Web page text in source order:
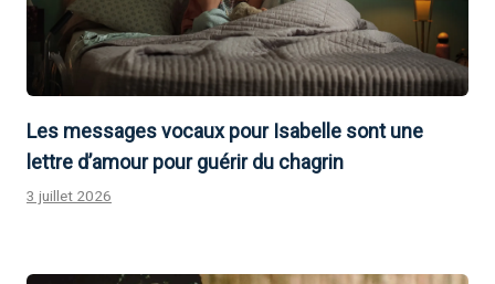
Les messages vocaux pour Isabelle sont une
lettre d’amour pour guérir du chagrin
3 juillet 2026